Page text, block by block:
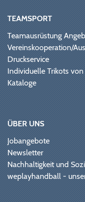
TEAMSPORT
Teamausrüstung
Vereinskooperation/
Druckservice
Individuelle Trikots
Kataloge
ÜBER UNS
Jobangebote
Newsletter
Nachhaltigkeit und
weplayhandball -